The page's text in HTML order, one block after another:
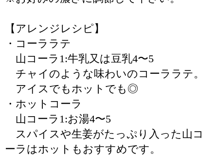
【アレンジレシピ】
・コーララテ
山コーラ1:牛乳又は豆乳4〜5
チャイのような味わいのコーララテ。
アイスでもホットでも◎
・ホットコーラ
山コーラ1:お湯4〜5
スパイスや生姜がたっぷり入った山コ
ーラはホットもおすすめです。